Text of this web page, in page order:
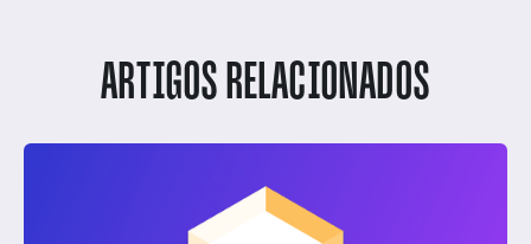
ARTIGOS RELACIONADOS